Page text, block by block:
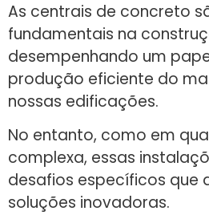
As centrais de concreto
fundamentais na
desempenhando um
produção eficiente do
nossas edificações.
No entanto, como em
complexa, essas
desafios específicos que
soluções inovadoras.